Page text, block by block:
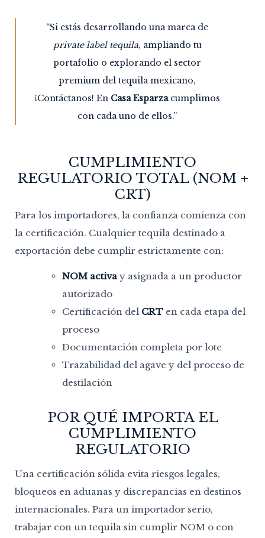
“Si estás desarrollando una marca de
private label tequila, ampliando tu
portafolio o explorando el sector
premium del tequila mexicano,
¡Contáctanos! En Casa Esparzacumplimos
con cada uno de ellos.”
CUMPLIMIENTO
REGULATORIO TOTAL (NOM +
CRT)
Para los importadores, la confianza comienza con
la certificación. Cualquier tequila destinado a
exportación debe cumplir estrictamente con:
NOM activa y asignada a un productor
autorizado
Certificación del CRT en cada etapa del
proceso
Documentación completa por lote
Trazabilidad del agave y del proceso de
destilación
POR QUÉ IMPORTA EL
CUMPLIMIENTO
REGULATORIO
Una certificación sólida evita riesgos legales,
bloqueos en aduanas y discrepancias en destinos
internacionales. Para un importador serio,
trabajar con un tequila sin cumplir NOM o con